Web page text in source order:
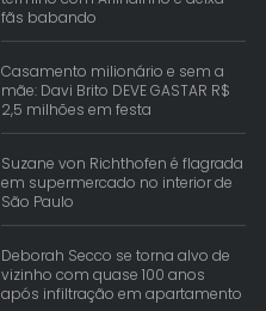
fãs babando
Casamento milionário e sem a
mãe: Davi Brito DEVE GASTAR R$
2,5 milhões em festa
Suzane von Richthofen é flagrada
em supermercado no interior de
São Paulo
Deborah Secco se torna alvo de
vizinho com quase 100 anos
após infiltração em apartamento